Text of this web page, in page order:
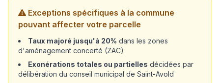
Exceptions spécifiques à la commune
pouvant affecter votre parcelle
Taux majoré jusqu'à 20% dans les zones
d'aménagement concerté (ZAC)
Exonérations totales ou partielles décidées par
délibération du conseil municipal de Saint-Avold